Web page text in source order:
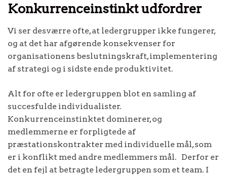
Konkurrenceinstinkt udfordrer
Vi ser desværre ofte, at ledergrupper ikke fungerer,
og at det har afgørende konsekvenser for
organisationens beslutningskraft, implementering
af strategi og i sidste ende produktivitet.
Alt for ofte er ledergruppen blot en samling af
succesfulde individualister.
Konkurrenceinstinktet dominerer, og
medlemmerne er forpligtede af
præstationskontrakter med individuelle mål, som
er i konflikt med andre medlemmers mål. Derfor er
det en fejl at betragte ledergruppen som et team. I